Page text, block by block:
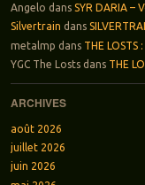
Angelo dans SYR DARIA –
Silvertrain dans
metalmp dans THE
YGC The Lostsdans THE
ARCHIVES
août 2026
juillet 2026
juin 2026